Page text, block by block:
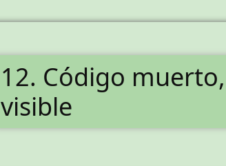
12. Código
visible